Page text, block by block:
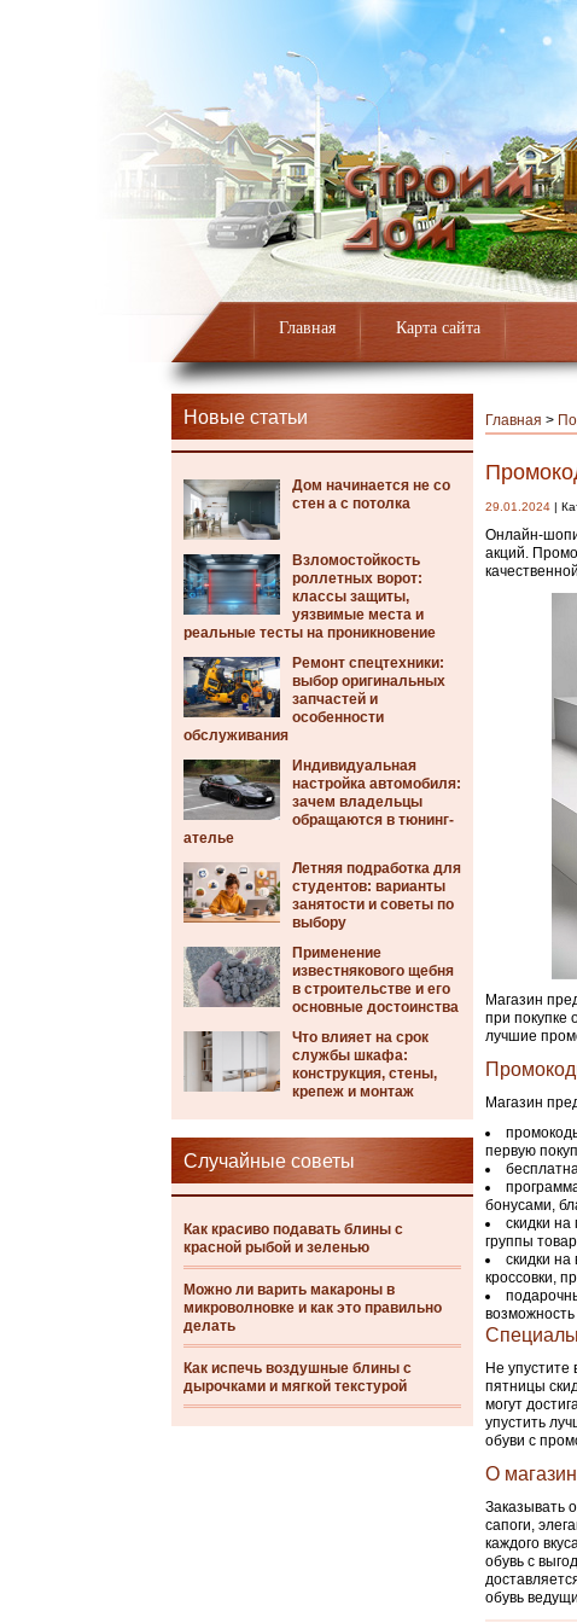
Главная Карта сайта
Новые статьи
Дом начинается не со
стен а с потолка
Взломостойкость
роллетных ворот:
классы защиты,
уязвимые места и
реальные тесты на проникновение
Ремонт спецтехники:
выбор оригинальных
запчастей и
особенности
обслуживания
Индивидуальная
настройка автомобиля:
зачем владельцы
обращаются в тюнинг-
ателье
Летняя подработка для
студентов: варианты
занятости и советы по
выбору
Применение
известнякового щебня
в строительстве и его
основные достоинства
Что влияет на срок
службы шкафа:
конструкция, стены,
крепеж и монтаж
Случайные советы
Как красиво подавать блины с
красной рыбой и зеленью
Можно ли варить макароны в
микроволновке и как это правильно
делать
Как испечь воздушные блины с
дырочками и мягкой текстурой
Главная >
29.01.2024 |
Онлайн-
акций.
Магазин
при покупке
лучшие
Магазин
первую
бонусами,
скидки
группы
скидки
кроссовки,
Не
пятницы
могут
упустить
обуви с
О
Заказывать
сапоги,
каждого
обувь с
обувь